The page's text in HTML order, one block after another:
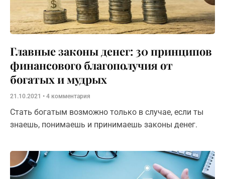
Главные законы денег: 30 принципов
финансового благополучия от
богатых и мудрых
21.10.2021 4 комментария
Стать богатым возможно только в случае, если ты
знаешь, понимаешь и принимаешь законы денег.